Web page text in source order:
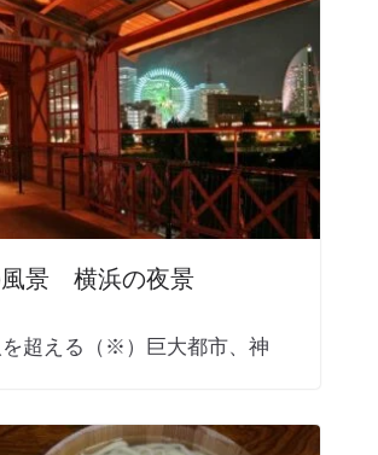
景 横浜の夜景
超える（※）巨大都市、神